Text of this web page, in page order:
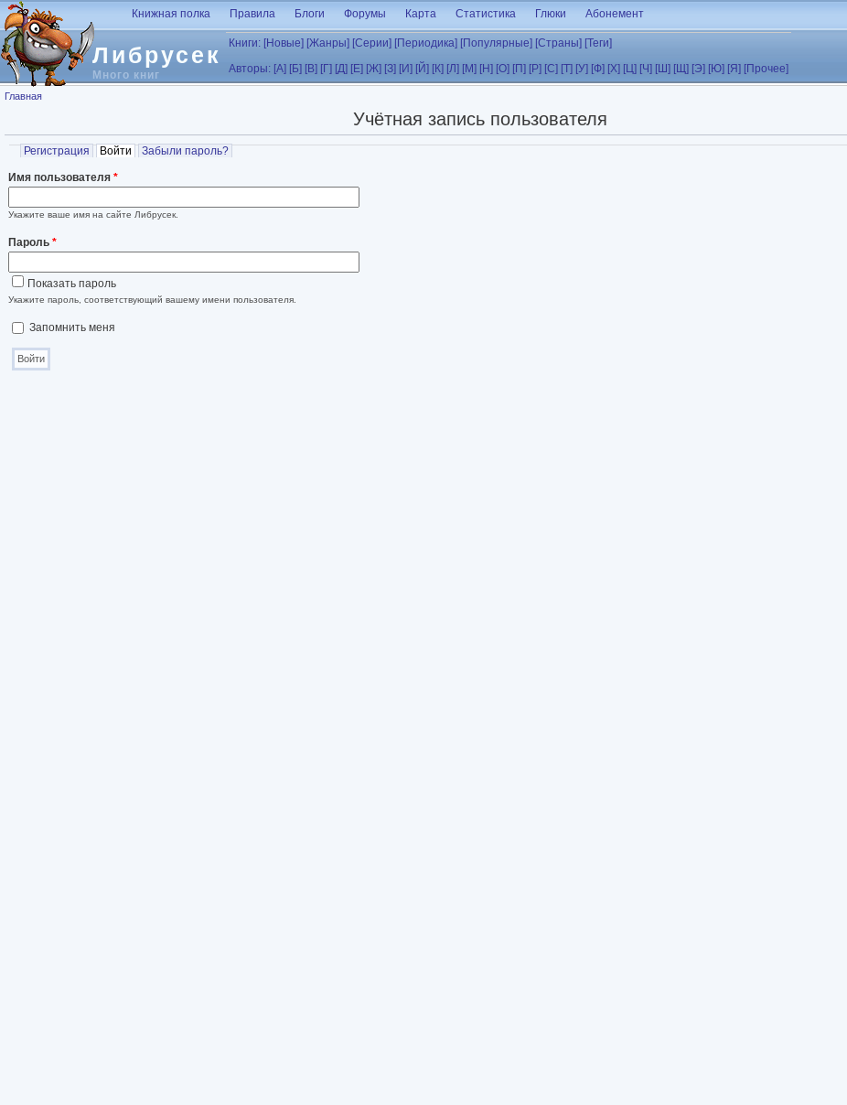
Перейти к основному содержанию
Либрусек
Много книг
Книжная полка Правила Блоги Форумы Карта Статистика Глюки Абонемент
Книги: [Новые] [Жанры] [Серии] [Периодика] [Популярные] [Страны] [Теги]
Авторы: [А] [Б] [В] [Г] [Д] [Е] [Ж] [З] [И] [Й] [К] [Л] [М] [Н] [О] [П] [Р] [С] [Т] [У] [Ф] [Х] [Ц] [Ч] [Ш] [Щ] [Э] [Ю] [Я] [Прочее]
Вы здесь
Главная
Учётная запись пользователя
Главные вкладки
Регистрация Войти (активная вкладка)
Забыли пароль?
Имя пользователя *
Укажите ваше имя на сайте Либрусек.
Пароль *
Показать пароль
Укажите пароль, соответствующий вашему имени пользователя.
Запомнить меня